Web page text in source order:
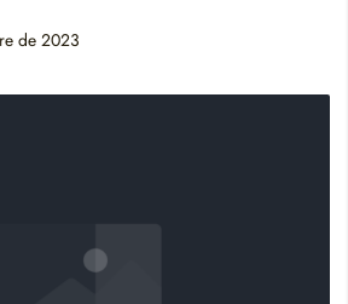
de 2023